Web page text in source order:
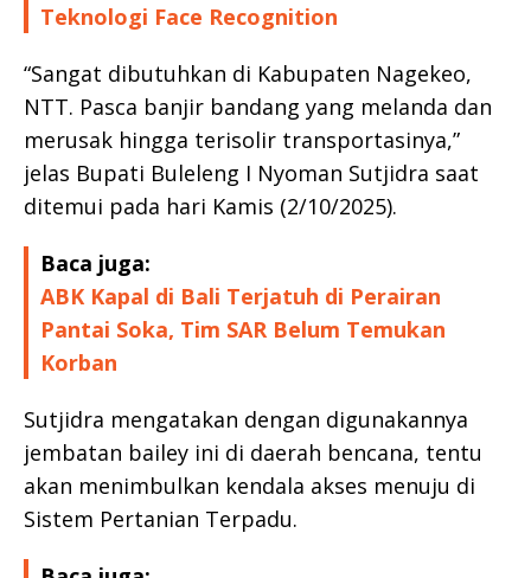
Teknologi Face Recognition
“Sangat dibutuhkan di Kabupaten Nagekeo,
NTT. Pasca banjir bandang yang melanda dan
merusak hingga terisolir transportasinya,”
jelas Bupati Buleleng I Nyoman Sutjidra saat
ditemui pada hari Kamis (2/10/2025).
Baca juga:
ABK Kapal di Bali Terjatuh di Perairan
Pantai Soka, Tim SAR Belum Temukan
Korban
Sutjidra mengatakan dengan digunakannya
jembatan bailey ini di daerah bencana, tentu
akan menimbulkan kendala akses menuju di
Sistem Pertanian Terpadu.